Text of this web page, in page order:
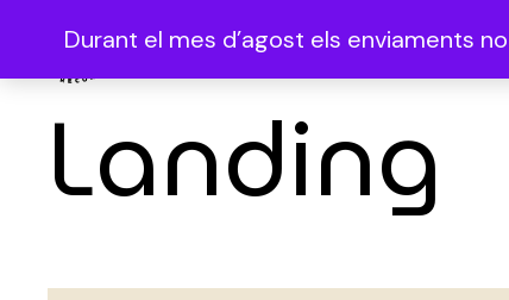
Landing
Durant el mes d’agost els enviaments